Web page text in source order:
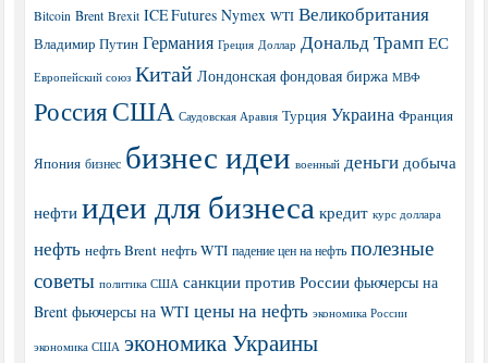
Bitcoin Brent Brexit ICE Futures Nymex WTI Великобритания
Владимир Путин Германия Греция Доллар Дональд Трамп ЕС
Европейский союз Китай Лондонская фондовая биржа МВФ
РоссияСША Саудовская Аравия Турция Украина Франция
Япония бизнес бизнес идеи военный деньги добыча
нефти идеи для бизнеса кредит курс доллара
нефть нефть Brent нефть WTI падение цен на нефть полезные
советы политика США санкции против России фьючерсы на
Brent фьючерсы на WTI цены на нефть экономика России
экономика США экономика Украины